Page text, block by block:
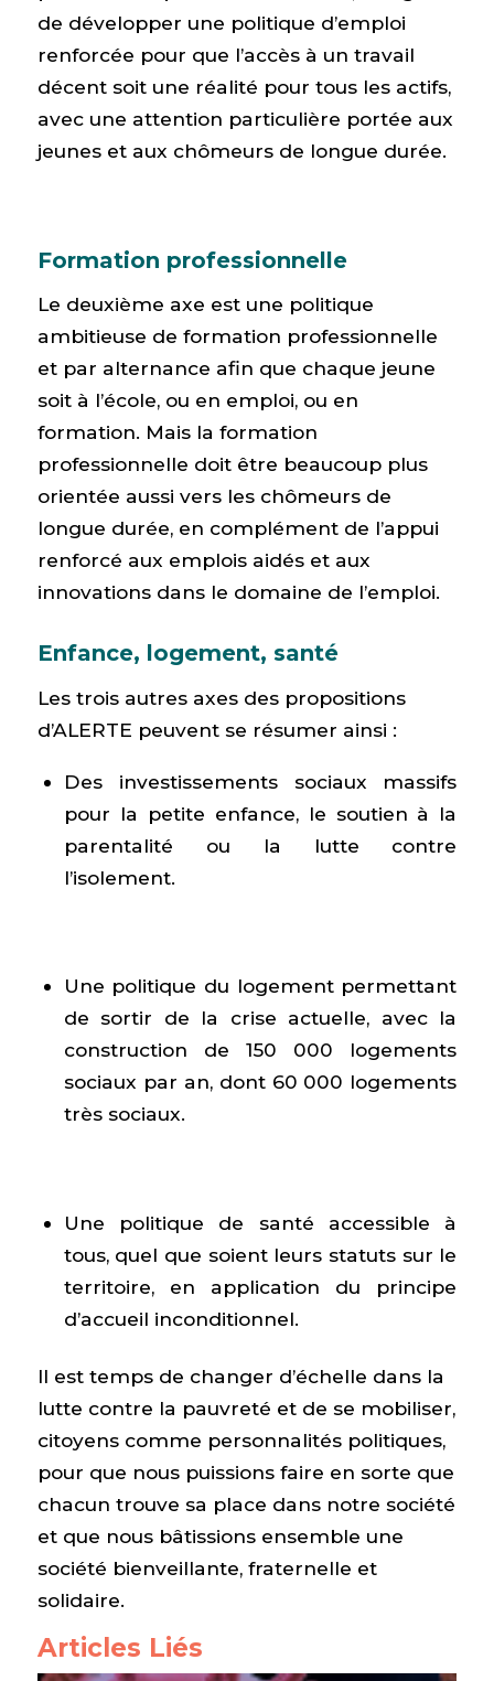
de développer une politique d’emploi
renforcée pour que l’accès à un travail
décent soit une réalité pour tous les actifs,
avec une attention particulière portée aux
jeunes et aux chômeurs de longue durée.
Formation professionnelle
Le deuxième axe est une politique
ambitieuse de formation professionnelle
et par alternance afin que chaque jeune
soit à l’école, ou en emploi, ou en
formation. Mais la formation
professionnelle doit être beaucoup plus
orientée aussi vers les chômeurs de
longue durée, en complément de l’appui
renforcé aux emplois aidés et aux
innovations dans le domaine de l’emploi.
Enfance, logement, santé
Les trois autres axes des propositions
d’ALERTE peuvent se résumer ainsi :
Des investissements sociaux massifs
pour la petite enfance, le soutien à la
parentalité ou la lutte contre
l’isolement.
Une politique du logement permettant
de sortir de la crise actuelle, avec la
construction de 150 000 logements
sociaux par an, dont 60 000 logements
très sociaux.
Une politique de santé accessible à
tous, quel que soient leurs statuts sur le
territoire, en application du principe
d’accueil inconditionnel.
Il est temps de changer d’échelle dans la
lutte contre la pauvreté et de se mobiliser,
citoyens comme personnalités politiques,
pour que nous puissions faire en sorte que
chacun trouve sa place dans notre société
et que nous bâtissions ensemble une
société bienveillante, fraternelle et
solidaire.
Articles Liés